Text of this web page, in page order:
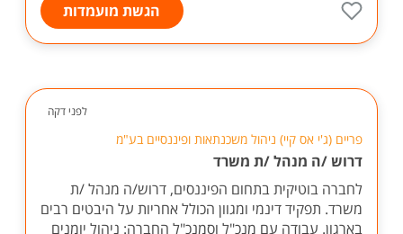
הגשת מועמדות
לפני דקה
פריים (ג'י אס קיי) ניהול משכנתאות ופיננסיים בע"מ
דרוש /ה מנהל /ת משרד
לחברה בוטיקית בתחום הפיננסים, דרוש/ה מנהל /ת
משרד. תפקיד דינמי ומגוון הכולל אחריות על היבטים רבים
בארגון. עבודה עם מנכ"ל וסמנכ"ל החברה: ניהול יומנים